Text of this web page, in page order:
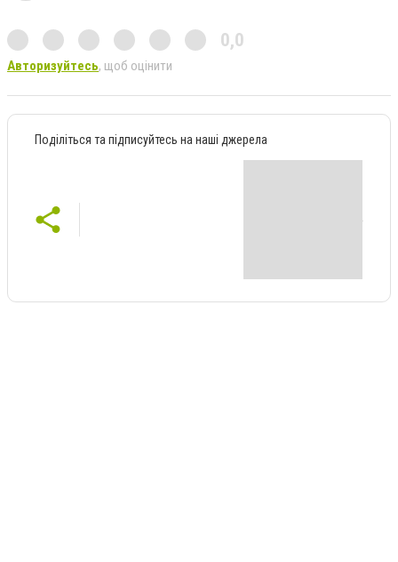
0,0
Авторизуйтесь, щоб оцінити
Поділіться та підписуйтесь на наші джерела